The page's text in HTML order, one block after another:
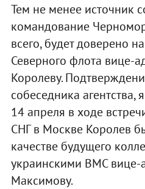
Тем не менее источник
командование
всего, будет доверено
Северного флота вице-
Королеву.
собеседника агентства,
14 апреля в ходе
СНГ в Москве Королев
качестве будущего
украинскими ВМС вице-
Максимову.